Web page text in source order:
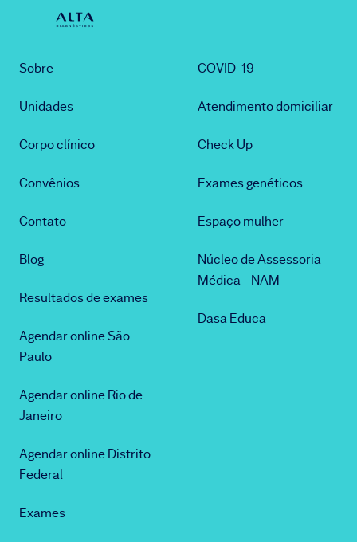
Sobre
Unidades
Corpo clínico
Convênios
Contato
Blog
Resultados de exames
Agendar online São
Paulo
Agendar online Rio de
Janeiro
Agendar online Distrito
Federal
Exames
COVID-19
Atendimento domiciliar
Check Up
Exames genéticos
Espaço mulher
Núcleo de Assessoria
Médica - NAM
Dasa Educa